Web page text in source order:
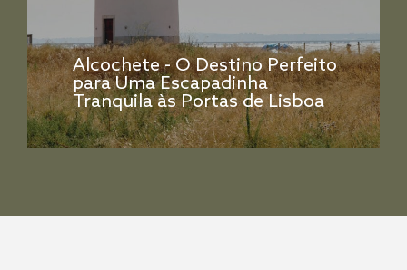
Alcochete - O Destino Perfeito
para Uma Escapadinha
Tranquila às Portas de Lisboa